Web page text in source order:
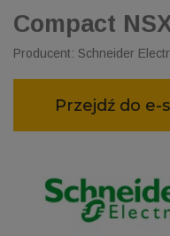
Compact
Producent: Schneider
Przejdź do e-